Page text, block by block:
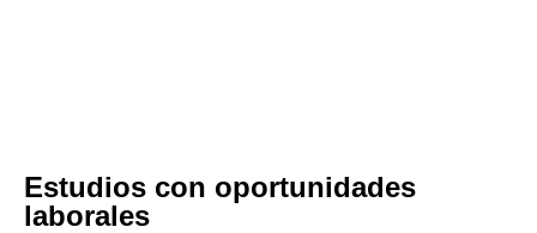
Estudios con oportunidades
laborales